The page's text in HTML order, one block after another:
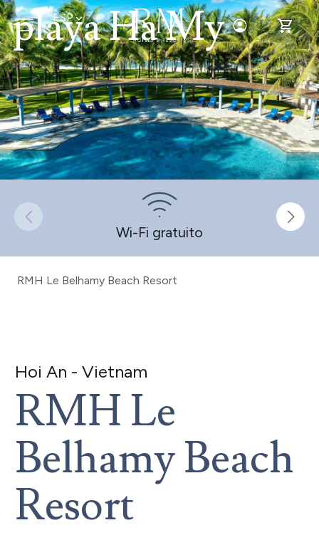
ESP Toggle Login
Toggle
playa Ha My
Wi-Fi gratuito
RMH Le Belhamy Beach Resort
Hoi An - Vietnam
RMH Le
Belhamy Beach
Resort